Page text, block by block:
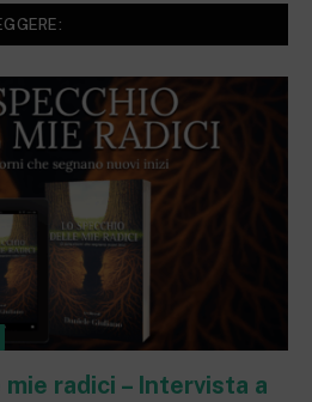
radici – Intervista a